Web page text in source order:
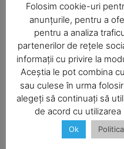
Company
Folosim cookie-uri
anunțurile, pentru a
pentru a analiza
partenerilor de rețele
informații cu privire la
Aceștia le pot combina
sau culese în urma
alegeți să continuați să
de acord cu
Ok